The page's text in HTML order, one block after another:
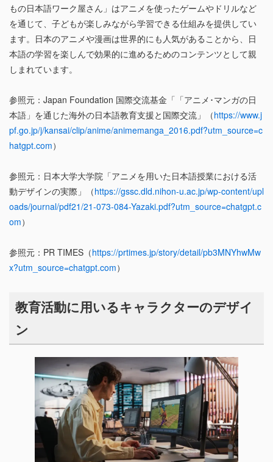
もの日本語ワーク屋さん」はアニメを使ったゲームやドリルなど
を通じて、子どもが楽しみながら学習できる仕組みを提供してい
ます。日本のアニメや漫画は世界的にも人気があることから、日
本語の学習を楽しんで効果的に進めるためのコンテンツとして親
しまれています。
参照元：Japan Foundation 国際交流基金「「アニメ･マンガの日
本語」を通じた海外の日本語教育支援と国際交流」（https://www.j
pf.go.jp/j/kansai/clip/anime/animemanga_2016.pdf?utm_source=c
hatgpt.com）
参照元：日本大学大学院「アニメを用いた日本語授業における活
動デザインの実際」（https://gssc.dld.nihon-u.ac.jp/wp-content/upl
oads/journal/pdf21/21-073-084-Yazaki.pdf?utm_source=chatgpt.c
om）
参照元：PR TIMES（https://prtimes.jp/story/detail/pb3MNYhwMw
x?utm_source=chatgpt.com）
教育活動に用いるキャラクターのデザイ
ン